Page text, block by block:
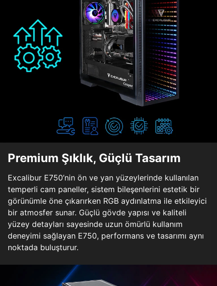
Premium Şıklık, Güçlü Tasarım
Excalibur E750’nin ön ve yan yüzeylerinde kullanılan
temperli cam paneller, sistem bileşenlerini estetik bir
görünümle öne çıkarırken RGB aydınlatma ile etkileyici
bir atmosfer sunar. Güçlü gövde yapısı ve kaliteli
yüzey detayları sayesinde uzun ömürlü kullanım
deneyimi sağlayan E750, performans ve tasarımı aynı
noktada buluşturur.